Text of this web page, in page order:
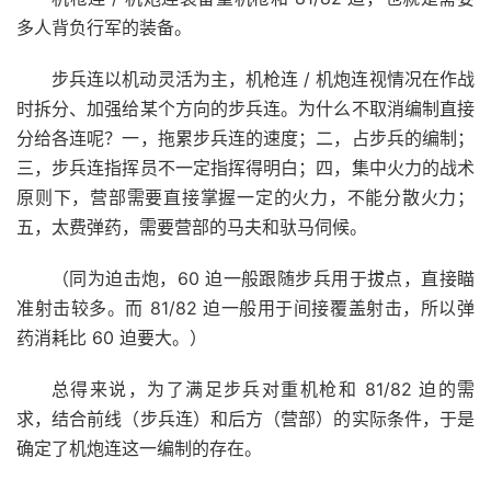
多人背负行军的装备。
步兵连以机动灵活为主，机枪连 / 机炮连视情况在作战
时拆分、加强给某个方向的步兵连。为什么不取消编制直接
分给各连呢？一，拖累步兵连的速度；二，占步兵的编制；
三，步兵连指挥员不一定指挥得明白；四，集中火力的战术
原则下，营部需要直接掌握一定的火力，不能分散火力；
五，太费弹药，需要营部的马夫和驮马伺候。
（同为迫击炮，60 迫一般跟随步兵用于拔点，直接瞄
准射击较多。而 81/82 迫一般用于间接覆盖射击，所以弹
药消耗比 60 迫要大。）
总得来说，为了满足步兵对重机枪和 81/82 迫的需
求，结合前线（步兵连）和后方（营部）的实际条件，于是
确定了机炮连这一编制的存在。